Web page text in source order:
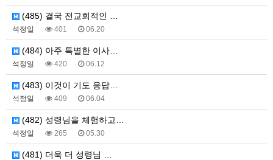
(485) 결국 전교회적인 …
석정일 401 06.20
(484) 아주 특별한 이사…
석정일 420 06.12
(483) 이것이 기도 응답…
석정일 409 06.04
(482) 성령님을 체험하고…
석정일 265 05.30
(481) 더욱 더 성령님 …